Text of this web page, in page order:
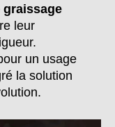
graissage
leur
un usage
la solution